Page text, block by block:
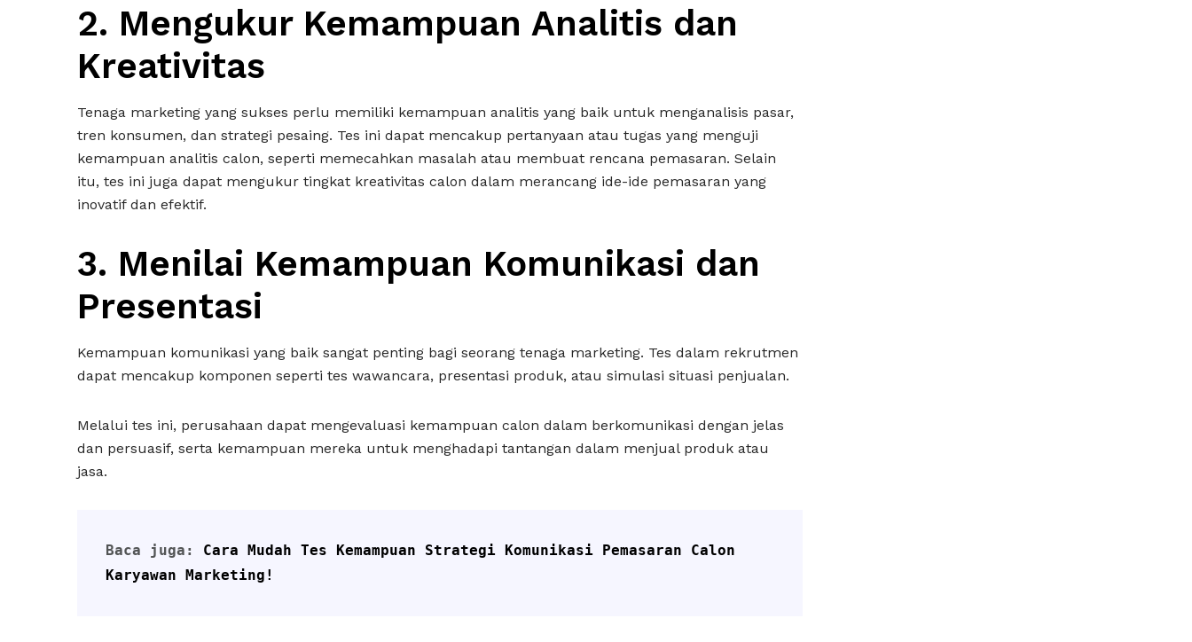
2. Mengukur Kemampuan Analitis dan
Kreativitas
Tenaga marketing yang sukses perlu memiliki kemampuan analitis yang baik untuk menganalisis pasar,
tren konsumen, dan strategi pesaing. Tes ini dapat mencakup pertanyaan atau tugas yang menguji
kemampuan analitis calon, seperti memecahkan masalah atau membuat rencana pemasaran. Selain
itu, tes ini juga dapat mengukur tingkat kreativitas calon dalam merancang ide-ide pemasaran yang
inovatif dan efektif.
3. Menilai Kemampuan Komunikasi dan
Presentasi
Kemampuan komunikasi yang baik sangat penting bagi seorang tenaga marketing. Tes dalam rekrutmen
dapat mencakup komponen seperti tes wawancara, presentasi produk, atau simulasi situasi penjualan.
Melalui tes ini, perusahaan dapat mengevaluasi kemampuan calon dalam berkomunikasi dengan jelas
dan persuasif, serta kemampuan mereka untuk menghadapi tantangan dalam menjual produk atau
jasa.
Baca juga: Cara Mudah Tes Kemampuan Strategi Komunikasi Pemasaran Calon
Karyawan Marketing!